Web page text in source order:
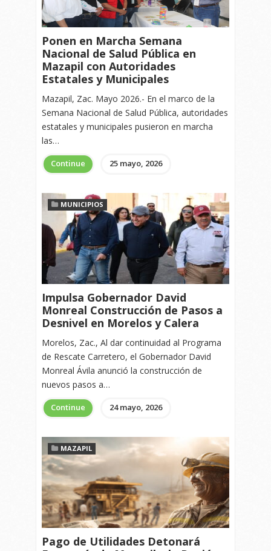
Ponen en Marcha Semana
Nacional de Salud Pública en
Mazapil con Autoridades
Estatales y Municipales
Mazapil, Zac. Mayo 2026.- En el marco de la
Semana Nacional de Salud Pública, autoridades
estatales y municipales pusieron en marcha
las…
Continue 25 mayo, 2026
MUNICIPIOS
Impulsa Gobernador David
Monreal Construcción de Pasos a
Desnivel en Morelos y Calera
Morelos, Zac., Al dar continuidad al Programa
de Rescate Carretero, el Gobernador David
Monreal Ávila anunció la construcción de
nuevos pasos a…
Continue 24 mayo, 2026
MAZAPIL
Pago de Utilidades Detonará